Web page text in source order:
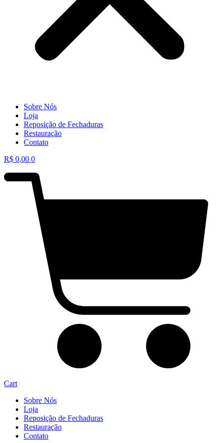
Sobre Nós
Loja
Reposição de Fechaduras
Restauração
Contato
R$ 0,00 0
Cart
Sobre Nós
Loja
Reposição de Fechaduras
Restauração
Contato